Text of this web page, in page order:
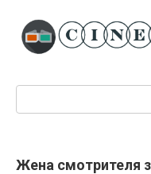
контенту
Жена смотрителя